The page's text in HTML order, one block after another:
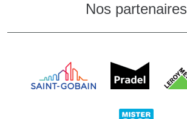
Nos partenaires